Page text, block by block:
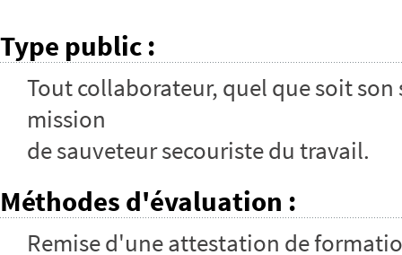
Type public :
Tout collaborateur, quel que soit
mission
de sauveteur secouriste du travail.
Méthodes d'évaluation :
Remise d'une attestation de